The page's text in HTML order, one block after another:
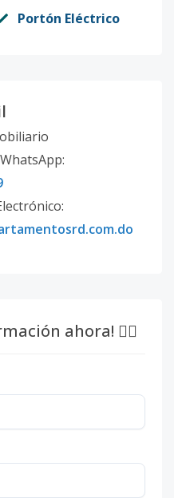
Portón Eléctrico
ahora! 👇🏽